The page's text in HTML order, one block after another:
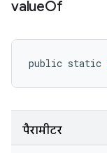
valueOf
public static
पैरामीटर